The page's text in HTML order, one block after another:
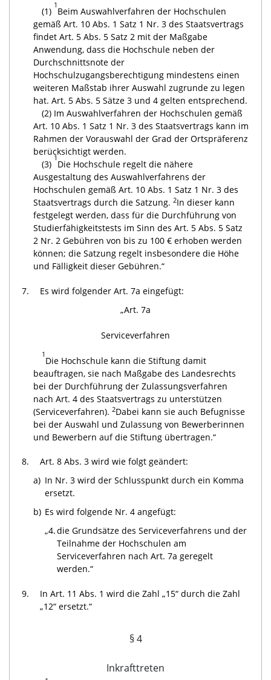
(1)
1
Beim Auswahlverfahren der Hochschulen
gemäß Art. 10 Abs. 1 Satz 1 Nr. 3 des Staatsvertrags
findet Art. 5 Abs. 5 Satz 2 mit der Maßgabe
Anwendung, dass die Hochschule neben der
Durchschnittsnote der
Hochschulzugangsberechtigung mindestens einen
weiteren Maßstab ihrer Auswahl zugrunde zu legen
hat. Art. 5 Abs. 5 Sätze 3 und 4 gelten entsprechend.
(2) Im Auswahlverfahren der Hochschulen gemäß
Art. 10 Abs. 1 Satz 1 Nr. 3 des Staatsvertrags kann im
Rahmen der Vorauswahl der Grad der Ortspräferenz
berücksichtigt werden.
(3)
1
Die Hochschule regelt die nähere
Ausgestaltung des Auswahlverfahrens der
Hochschulen gemäß Art. 10 Abs. 1 Satz 1 Nr. 3 des
Staatsvertrags durch die Satzung.2In dieser kann
festgelegt werden, dass für die Durchführung von
Studierfähigkeitstests im Sinn des Art. 5 Abs. 5 Satz
2 Nr. 2 Gebühren von bis zu 100 € erhoben werden
können; die Satzung regelt insbesondere die Höhe
und Fälligkeit dieser Gebühren.“
7.
Es wird folgender Art. 7a eingefügt:
„Art. 7a
Serviceverfahren
1
Die Hochschule kann die Stiftung damit
beauftragen, sie nach Maßgabe des Landesrechts
bei der Durchführung der Zulassungsverfahren
nach Art. 4 des Staatsvertrags zu unterstützen
(Serviceverfahren).2Dabei kann sie auch Befugnisse
bei der Auswahl und Zulassung von Bewerberinnen
und Bewerbern auf die Stiftung übertragen.“
8.
Art. 8 Abs. 3 wird wie folgt geändert:
a) In Nr. 3 wird der Schlusspunkt durch ein Komma
ersetzt.
b) Es wird folgende Nr. 4 angefügt:
„4.die Grundsätze des Serviceverfahrens und der
Teilnahme der Hochschulen am
Serviceverfahren nach Art. 7a geregelt
werden.“
9.
In Art. 11 Abs. 1 wird die Zahl „15“ durch die Zahl
„12“ ersetzt.“
§ 4
Inkrafttreten